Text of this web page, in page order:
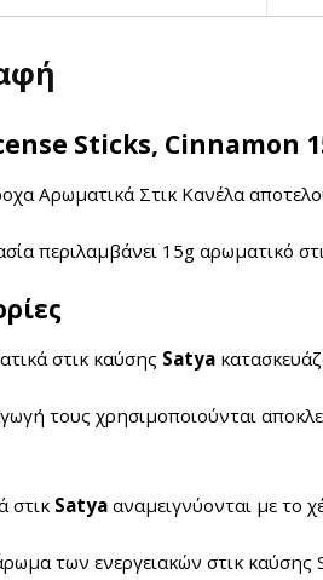
Sticks, Cinnamon
Αρωματικά Στικ Κανέλα
περιλαμβάνει 15g αρωματικό
στικ καύσης Satya
τους χρησιμοποιούνται
στικ Satya αναμειγνύονται με το
των ενεργειακών στικ καύσης